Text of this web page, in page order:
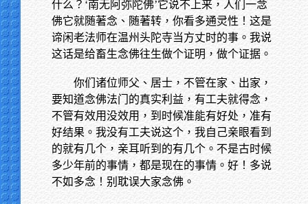
什么？‘南无阿弥陀佛’它说不上来，人们一念
佛它就随著念、随著转，你看多通灵性！这是
谛闲老法师在温州头陀寺当方丈时的事。我说
这话是给畜生念佛往生做个证明，做个证据。
你们诸位师父、居士，不管在家、出家，
要知道念佛法门的真实利益，有工夫就得念，
不管有效用没效用，到时候准能有好处，准有
好结果。我没有工夫说这个，我自己亲眼看到
的就有几个，亲耳听到的有几个。不是古时候
多少年前的事情，都是现在的事情。好！多说
不如多念！别耽误大家念佛。